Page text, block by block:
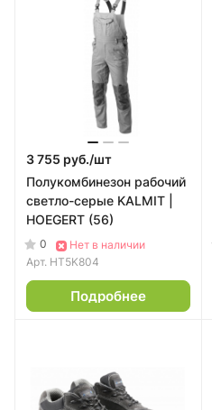
3 755 руб./шт
Полукомбинезон рабочий
светло-серые KALMIT |
HOEGERT (56)
0
Нет в наличии
Арт. HT5K804
Подробнее